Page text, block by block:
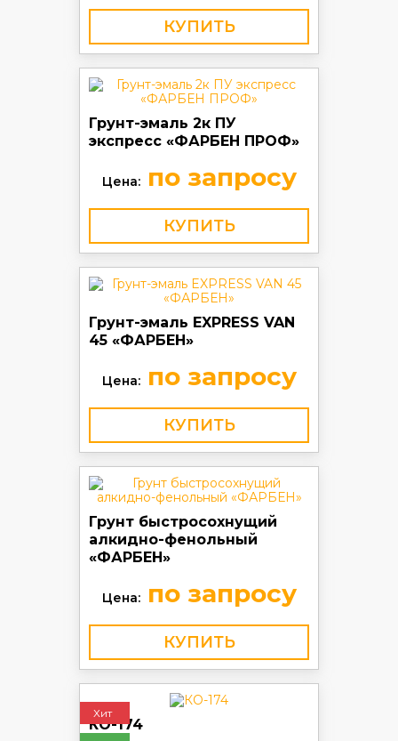
КУПИТЬ
Грунт-эмаль 2к ПУ
экспресс «ФАРБЕН ПРОФ»
Цена:по запросу
КУПИТЬ
Грунт-эмаль EXPRESS VAN
45 «ФАРБЕН»
Цена:по запросу
КУПИТЬ
Грунт быстросохнущий
алкидно-фенольный
«ФАРБЕН»
Цена:по запросу
КУПИТЬ
Хит
КО-174